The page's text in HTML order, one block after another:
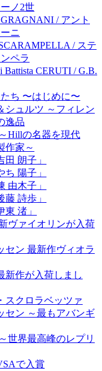
ノ2世
/ アント
ニ
/ ステ
ペラ
CERUTI / G.B.
ち 〜はじめに〜
シュルツ ～フィレン
逸品
Hillの名器を現代
作家～
朗子」
陽子」
由木子」
詩歩」
渚」
ヴァイオリンが入荷
セン 最新作ヴィオラ
新作が入荷しまし
クロラベッツァ
セン ～最もアバンギ
世界最高峰のレプリ
で入賞